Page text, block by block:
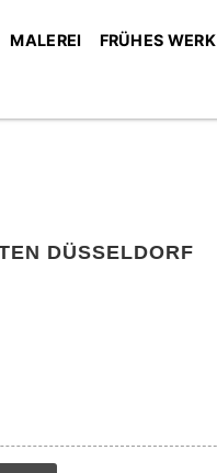
MALEREI FRÜHES WERK
DÜSSELDORF